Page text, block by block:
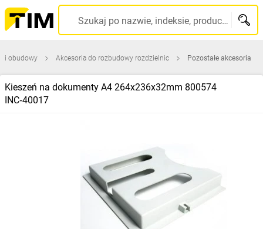
Szukaj po nazwie, indeksie, producencie, kodzie kreskowym...
i obudowy Akcesoria do rozbudowy rozdzielnic Pozostałe akcesoria
Kieszeń na dokumenty A4 264x236x32mm 800574
INC‑40017